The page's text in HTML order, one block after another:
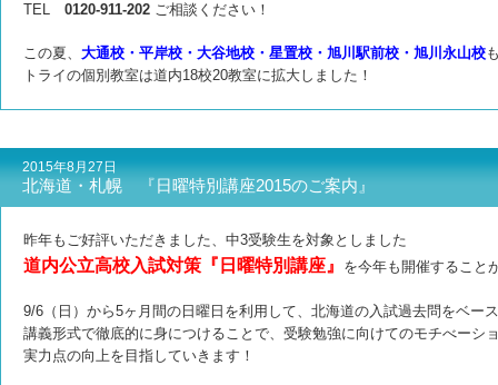
TEL 0120-911-202 ご相談ください！
この夏、 大通校・平岸校・大谷地校・星置校・旭川駅前校・旭川永山校
トライの個別教室は道内18校20教室に拡大しました！
2015年8月27日
北海道・札幌 『日曜特別講座2015のご案内』
昨年もご好評いただきました、中3受験生を対象としました
道内公立高校入試対策『日曜特別講座』 を今年も開催すること
9/6（日）から5ヶ月間の日曜日を利用して、北海道の入試過去問をベー
講義形式で徹底的に身につけることで、受験勉強に向けてのモチべーシ
実力点の向上を目指していきます！